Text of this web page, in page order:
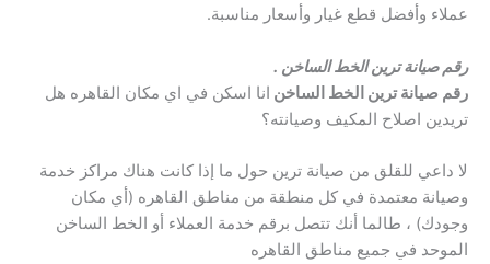
عملاء وأفضل قطع غيار وأسعار مناسبة.
رقم صيانة ترين الخط الساخن .
رقم صيانة ترين الخط الساخن انا اسكن في اي مكان القاهره هل
تريدين اصلاح المكيف وصيانته؟
لا داعي للقلق من صيانة ترين حول ما إذا كانت هناك مراكز خدمة
وصيانة معتمدة في كل منطقة من مناطق القاهره (أي مكان
وجودك) ، طالما أنك تتصل برقم خدمة العملاء أو الخط الساخن
الموحد في جميع مناطق القاهره